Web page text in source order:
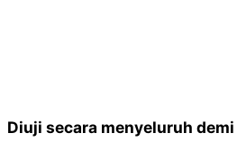
Diuji secara menyeluruh